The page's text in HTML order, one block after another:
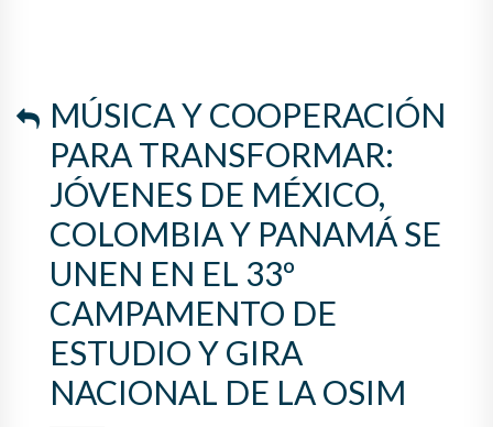
MÚSICA Y COOPERACIÓN
PARA TRANSFORMAR:
JÓVENES DE MÉXICO,
COLOMBIA Y PANAMÁ SE
UNEN EN EL 33º
CAMPAMENTO DE
ESTUDIO Y GIRA
NACIONAL DE LA OSIM